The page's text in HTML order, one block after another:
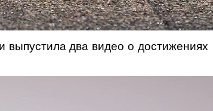
выпустила два видео о достижениях